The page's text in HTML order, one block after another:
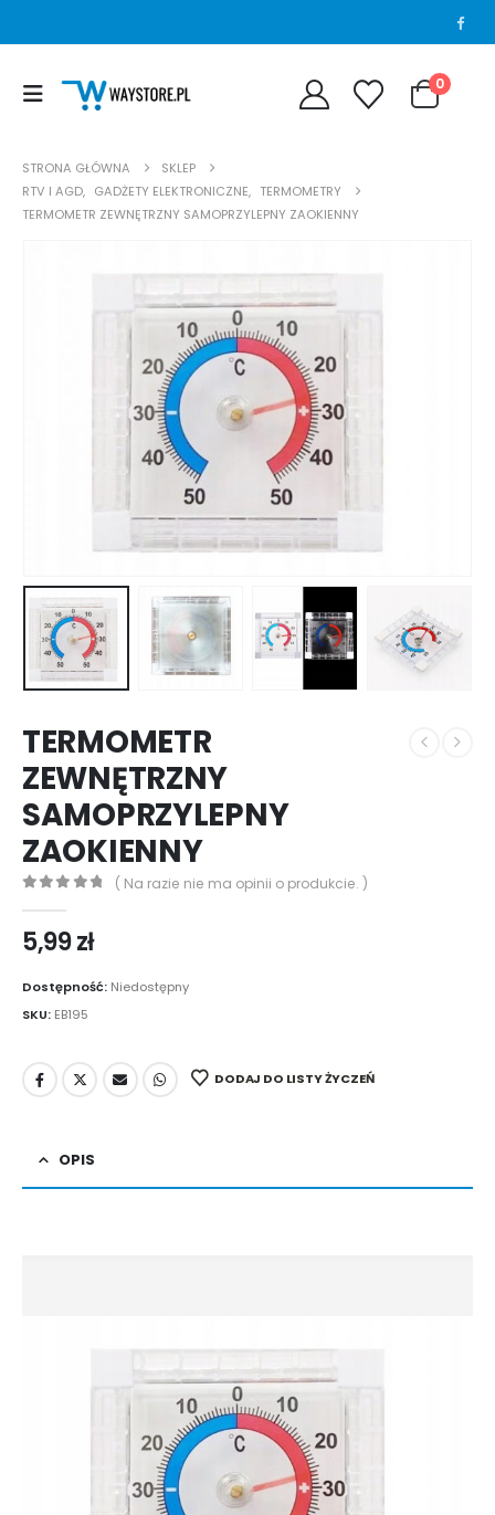
0
STRONA GŁÓWNA
SKLEP
RTV I AGD, GADŻETY ELEKTRONICZNE, TERMOMETRY
TERMOMETR ZEWNĘTRZNY SAMOPRZYLEPNY ZAOKIENNY
TERMOMETR
ZEWNĘTRZNY
SAMOPRZYLEPNY
ZAOKIENNY
( Na razie nie ma opinii o produkcie. )
5,99zł
Dostępność: Niedostępny
SKU: EB195
DODAJ DO LISTY ŻYCZEŃ
OPIS